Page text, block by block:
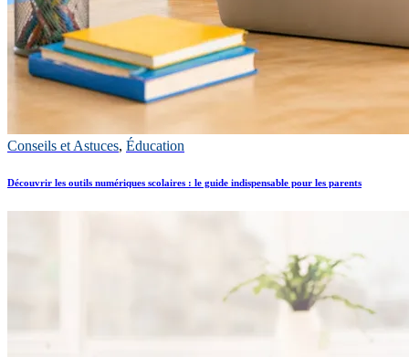
Conseils et Astuces, Éducation
Découvrir les outils numériques scolaires : le guide indispensable pour les parents